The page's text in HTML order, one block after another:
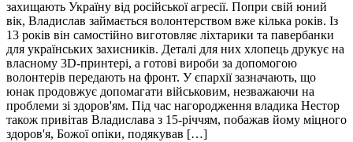
захищають Україну від російської агресії. Попри свій юний
вік, Владислав займається волонтерством вже кілька років. Із
13 років він самостійно виготовляє ліхтарики та павербанки
для українських захисників. Деталі для них хлопець друкує на
власному 3D-принтері, а готові вироби за допомогою
волонтерів передають на фронт. У єпархії зазначають, що
юнак продовжує допомагати військовим, незважаючи на
проблеми зі здоров'ям. Під час нагородження владика Нестор
також привітав Владислава з 15-річчям, побажав йому міцного
здоров'я, Божої опіки, подякував […]